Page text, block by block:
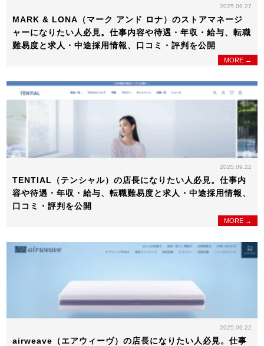
2025.09.27
MARK & LONA（マーク アンド ロナ）のストアマネージ
ャーになりたい人必見。仕事内容や待遇・年収・給与、転職
難易度と求人・中途採用情報、口コミ・評判を公開
MORE →
2025.09.22
TENTIAL（テンシャル）の店長になりたい人必見。仕事内
容や待遇・年収・給与、転職難易度と求人・中途採用情報、
口コミ・評判を公開
MORE →
2025.09.22
airweave（エアウィーヴ）の店長になりたい人必見。仕事